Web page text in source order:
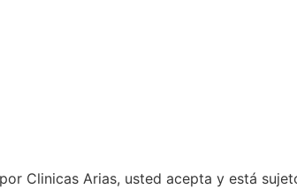
Clinicas Arias, usted acepta y está